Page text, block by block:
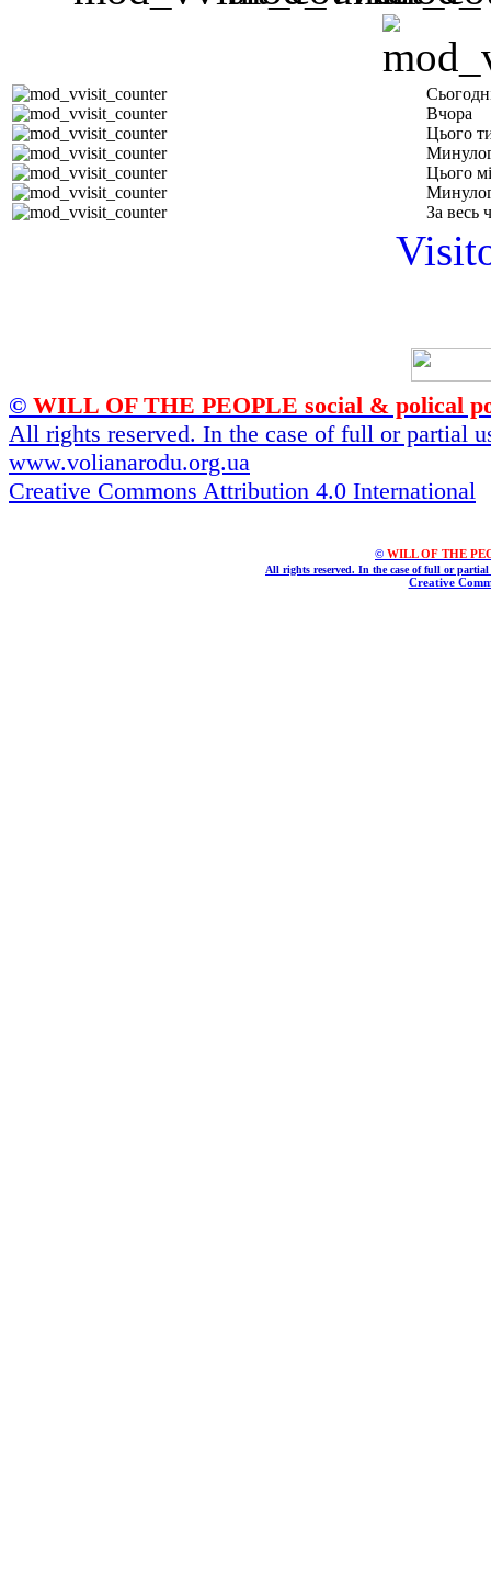
Вчора
Цього
Цього
За весь
© WILL OF THE PEOPLE social & polical
All rights reserved. In the case of full or partial
www.volianarodu.org.ua
Creative Commons Attribution 4.0 International
© WILL OF THE
All rights reserved. In the case of full or
Creative